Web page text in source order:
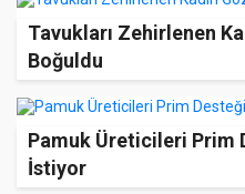
Tavukları Zehirlenen
Boğuldu
Pamuk Üreticileri Prim
İstiyor